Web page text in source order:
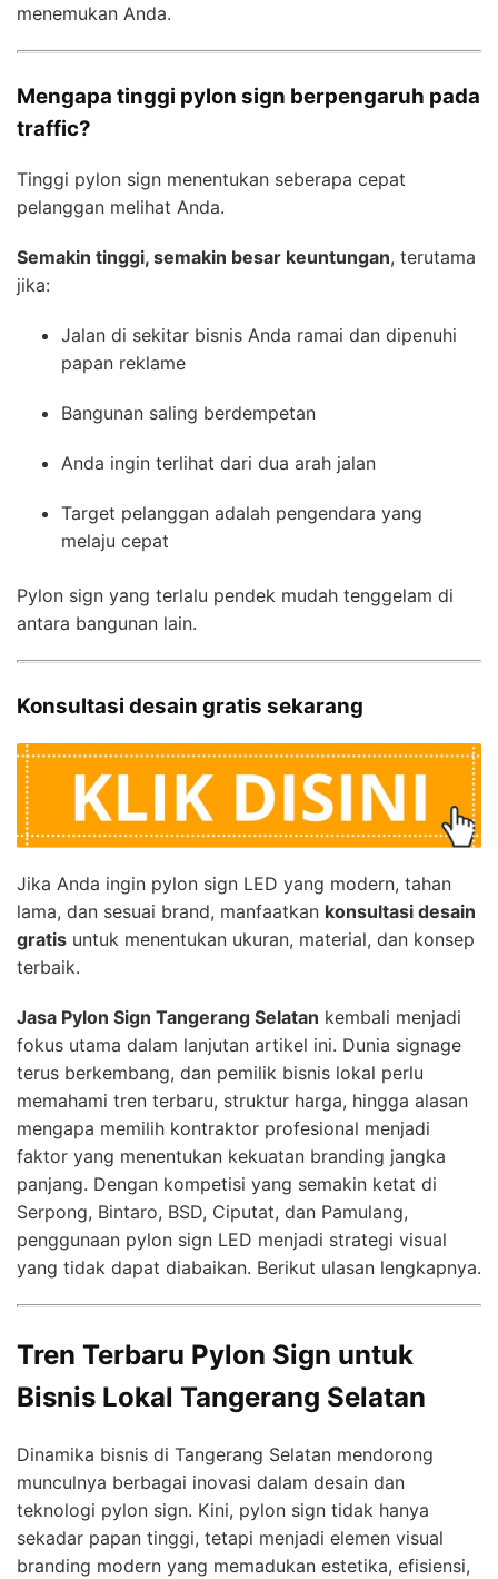
menemukan Anda.
Mengapa tinggi pylon sign berpengaruh pada
traffic?
Tinggi pylon sign menentukan seberapa cepat
pelanggan melihat Anda.
Semakin tinggi, semakin besar keuntungan, terutama
jika:
Jalan di sekitar bisnis Anda ramai dan dipenuhi
papan reklame
Bangunan saling berdempetan
Anda ingin terlihat dari dua arah jalan
Target pelanggan adalah pengendara yang
melaju cepat
Pylon sign yang terlalu pendek mudah tenggelam di
antara bangunan lain.
Konsultasi desain gratis sekarang
Jika Anda ingin pylon sign LED yang modern, tahan
lama, dan sesuai brand, manfaatkan konsultasi desain
gratis untuk menentukan ukuran, material, dan konsep
terbaik.
Jasa Pylon Sign Tangerang Selatan kembali menjadi
fokus utama dalam lanjutan artikel ini. Dunia signage
terus berkembang, dan pemilik bisnis lokal perlu
memahami tren terbaru, struktur harga, hingga alasan
mengapa memilih kontraktor profesional menjadi
faktor yang menentukan kekuatan branding jangka
panjang. Dengan kompetisi yang semakin ketat di
Serpong, Bintaro, BSD, Ciputat, dan Pamulang,
penggunaan pylon sign LED menjadi strategi visual
yang tidak dapat diabaikan. Berikut ulasan lengkapnya.
Tren Terbaru Pylon Sign untuk
Bisnis Lokal Tangerang Selatan
Dinamika bisnis di Tangerang Selatan mendorong
munculnya berbagai inovasi dalam desain dan
teknologi pylon sign. Kini, pylon sign tidak hanya
sekadar papan tinggi, tetapi menjadi elemen visual
branding modern yang memadukan estetika, efisiensi,